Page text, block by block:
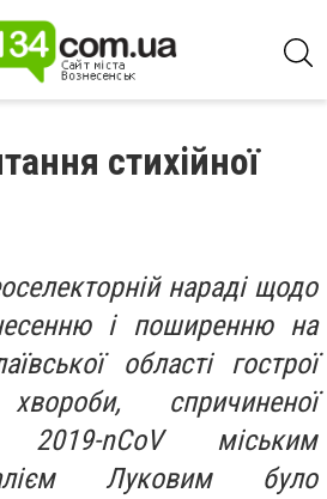
стихійної
нараді щодо
і поширенню на
області гострої
хвороби, спричиненої
2019-nCoV міським
Луковим було